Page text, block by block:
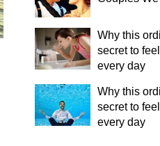
Why this
secret to
every day
Why this
secret to
every day